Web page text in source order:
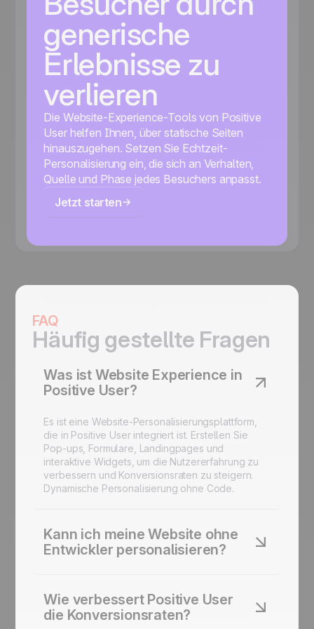
generische
Erlebnisse zu
verlieren
Die Website-Experience-Tools von Positive
User helfen Ihnen, über statische Seiten
hinauszugehen. Setzen Sie Echtzeit-
Personalisierung ein, die sich an Verhalten,
Quelle und Phase jedes Besuchers anpasst.
Jetzt starten
FAQ
Häufig gestellte Fragen
Was ist Website Experience in
Positive User?
Es ist eine Website-Personalisierungsplattform,
die in Positive User integriert ist. Erstellen Sie
Pop-ups, Formulare, Landingpages und
interaktive Widgets, um die Nutzererfahrung zu
verbessern und Konversionsraten zu steigern.
Dynamische Personalisierung ohne Code.
Kann ich meine Website ohne
Entwickler personalisieren?
Marketing-Pop-ups, Landingpages und
benutzerdefinierte Widgets. Inhalte ändern,
kontextuelle Nachrichten auslösen und UX-
Wie verbessert Positive User
die Konversionsraten?